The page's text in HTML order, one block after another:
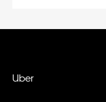
Uber